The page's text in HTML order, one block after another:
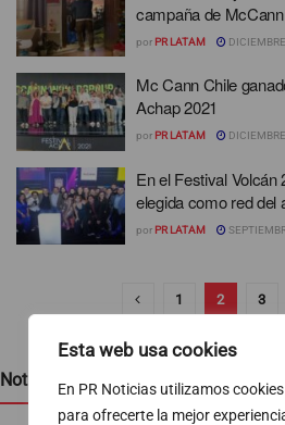
Esta web usa cookies
En PR Noticias utilizamos
para ofrecerte la mejor
campaña de
por PR LATAM
Mc Cann Chile
Achap 2021
por PR LATAM
En el Festival
elegida como red del
por PR LATAM
1 2 3
Noticias recientes